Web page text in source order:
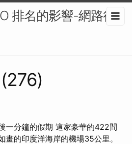
排名的影響-網路行
一分鐘的假期 這家豪華的422間
畫的印度洋海岸的機場35公里。